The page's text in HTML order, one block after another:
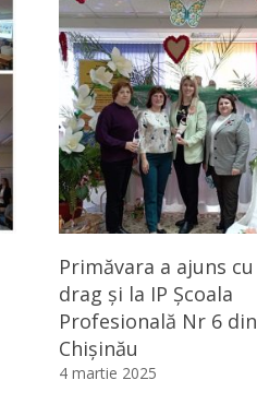
Primăvara a ajuns cu
drag și la IP Școala
Profesională Nr 6 din
Chișinău
4 martie 2025